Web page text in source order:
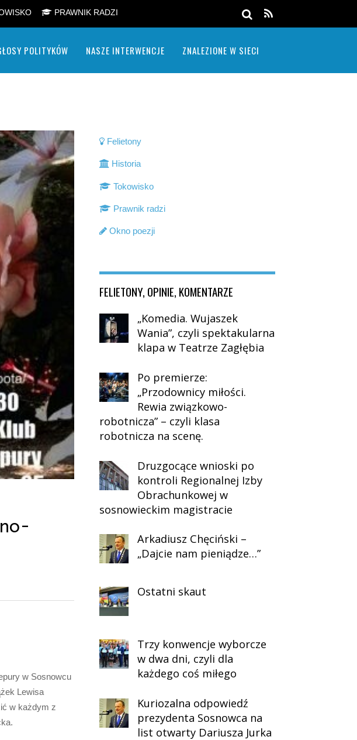
PRAWNIK RADZI
POLITYKÓW NASZE INTERWENCJE ZNALEZIONE W SIECI
w Sosnowcu
Lewisa
w każdym z
Felietony
Historia
Tokowisko
Prawnik radzi
Okno poezji
FELIETONY, OPINIE, KOMENTARZE
„Komedia. Wujaszek
Wania”, czyli spektakularna
klapa w Teatrze Zagłębia
Po premierze:
„Przodownicy miłości.
Rewia związkowo-
robotnicza” – czyli klasa
robotnicza na scenę.
Druzgocące wnioski po
kontroli Regionalnej Izby
Obrachunkowej w
sosnowieckim magistracie
Arkadiusz Chęciński –
„Dajcie nam pieniądze…”
Ostatni skaut
Trzy konwencje wyborcze
w dwa dni, czyli dla
każdego coś miłego
Kuriozalna odpowiedź
prezydenta Sosnowca na
list otwarty Dariusza Jurka